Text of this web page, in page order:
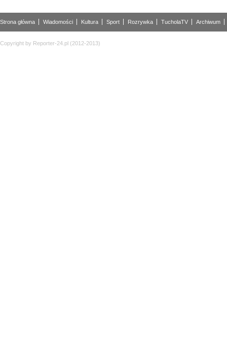
Strona główna Wiadomości Kultura Sport Rozrywka TucholaTV Archiwum
Copyright by Reporter-24.pl (2012-2013)